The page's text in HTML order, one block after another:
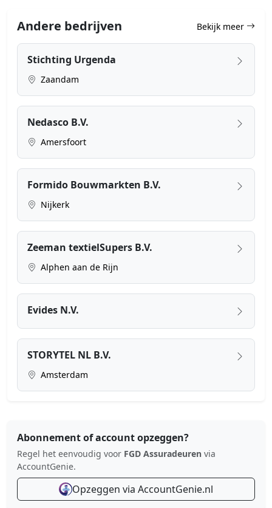
Andere bedrijven Bekijk meer
Stichting Urgenda
Zaandam
Nedasco B.V.
Amersfoort
Formido Bouwmarkten B.V.
Nijkerk
Zeeman textielSupers B.V.
Alphen aan de Rijn
Evides N.V.
STORYTEL NL B.V.
Amsterdam
Abonnement of account opzeggen?
Regel het eenvoudig voor FGD Assuradeuren via
AccountGenie.
Opzeggen via AccountGenie.nl